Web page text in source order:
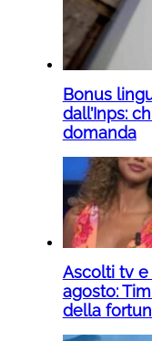
Bonus
dall’Inps:
domanda
Ascolti tv e
agosto:
della